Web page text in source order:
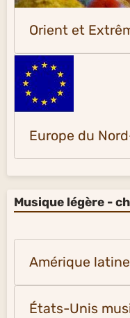
Orient et
Europe du
Musique légère -
Amérique
États-Unis